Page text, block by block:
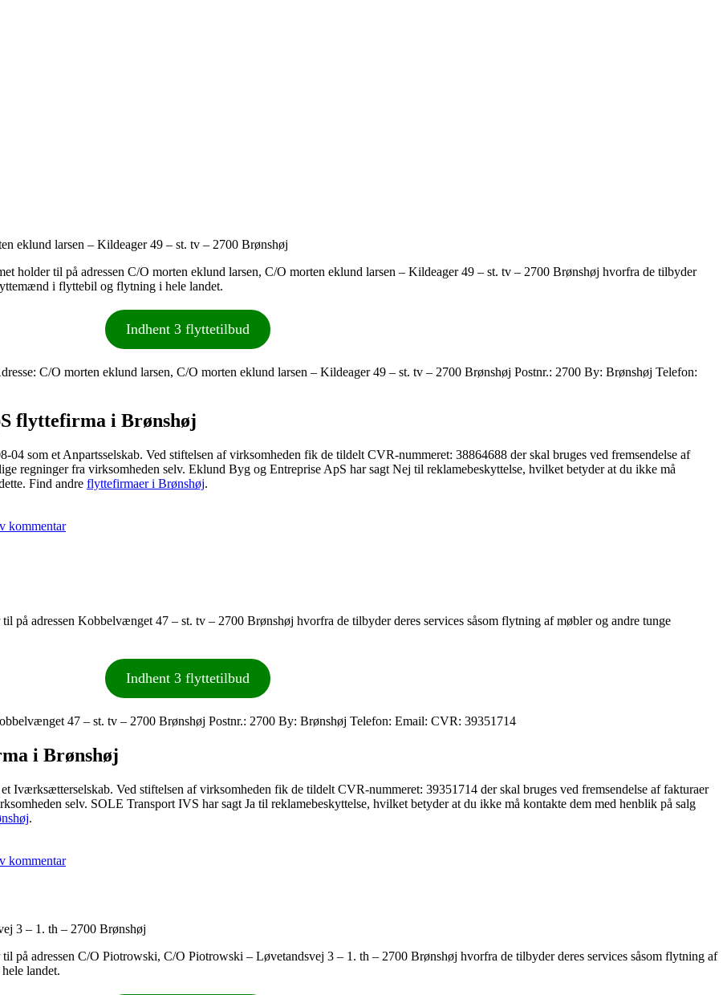
eklund larsen – Kildeager 49 – st. tv – 2700 Brønshøj
holder til på adressen C/O morten eklund larsen, C/O morten eklund larsen – Kildeager 49 – st. tv – 2700 Brønshøj hvorfra de tilbyder
i flyttebil og flytning i hele landet.
Indhent 3 flyttetilbud
C/O morten eklund larsen, C/O morten eklund larsen – Kildeager 49 – st. tv – 2700 Brønshøj Postnr.: 2700 By: Brønshøj Telefon:
flyttefirma i Brønshøj
som et Anpartsselskab. Ved stiftelsen af virksomheden fik de tildelt CVR-nummeret: 38864688 der skal bruges ved fremsendelse af
regninger fra virksomheden selv. Eklund Byg og Entreprise ApS har sagt Nej til reklamebeskyttelse, hvilket betyder at du ikke må
Find andre flyttefirmaer i Brønshøj.
kommentarByg
adressen Kobbelvænget 47 – st. tv – 2700 Brønshøj hvorfra de tilbyder deres services såsom flytning af møbler og andre tunge
Indhent 3 flyttetilbud
47 – st. tv – 2700 Brønshøj Postnr.: 2700 By: Brønshøj Telefon: Email: CVR: 39351714
i Brønshøj
Iværksætterselskab. Ved stiftelsen af virksomheden fik de tildelt CVR-nummeret: 39351714 der skal bruges ved fremsendelse af fakturaer
selv. SOLE Transport IVS har sagt Ja til reklamebeskyttelse, hvilket betyder at du ikke må kontakte dem med henblik på salg
.
kommentarTransport
3 – 1. th – 2700 Brønshøj
adressen C/O Piotrowski, C/O Piotrowski – Løvetandsvej 3 – 1. th – 2700 Brønshøj hvorfra de tilbyder deres services såsom flytning af
landet.